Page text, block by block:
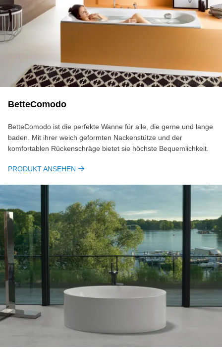
BetteComodo
BetteComodo ist die perfekte Wanne für alle, die gerne und lange
baden. Mit ihrer weich geformten Nackenstütze und der
komfortablen Rückenschräge bietet sie höchste Bequemlichkeit.
PRODUKT ANSEHEN